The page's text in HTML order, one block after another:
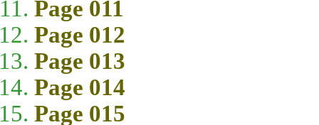
Page 011
Page 012
Page 013
Page 014
Page 015